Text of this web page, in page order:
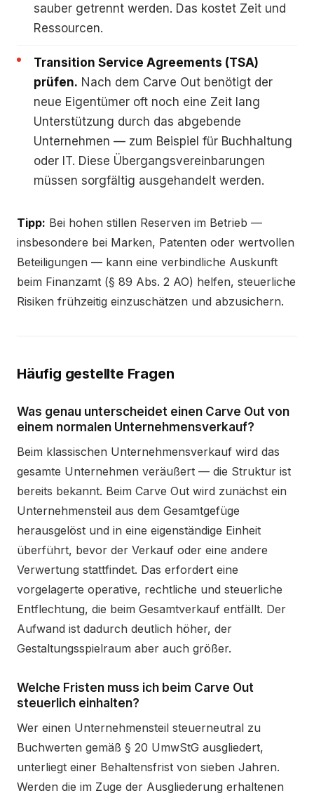
sauber getrennt werden. Das kostet Zeit und
Ressourcen.
Transition Service Agreements (TSA)
prüfen. Nach dem Carve Out benötigt der
neue Eigentümer oft noch eine Zeit lang
Unterstützung durch das abgebende
Unternehmen — zum Beispiel für Buchhaltung
oder IT. Diese Übergangsvereinbarungen
müssen sorgfältig ausgehandelt werden.
Tipp: Bei hohen stillen Reserven im Betrieb —
insbesondere bei Marken, Patenten oder wertvollen
Beteiligungen — kann eine verbindliche Auskunft
beim Finanzamt (§ 89 Abs. 2 AO) helfen, steuerliche
Risiken frühzeitig einzuschätzen und abzusichern.
Häufig gestellte Fragen
Was genau unterscheidet einen Carve Out von
einem normalen Unternehmensverkauf?
Beim klassischen Unternehmensverkauf wird das
gesamte Unternehmen veräußert — die Struktur ist
bereits bekannt. Beim Carve Out wird zunächst ein
Unternehmensteil aus dem Gesamtgefüge
herausgelöst und in eine eigenständige Einheit
überführt, bevor der Verkauf oder eine andere
Verwertung stattfindet. Das erfordert eine
vorgelagerte operative, rechtliche und steuerliche
Entflechtung, die beim Gesamtverkauf entfällt. Der
Aufwand ist dadurch deutlich höher, der
Gestaltungsspielraum aber auch größer.
Welche Fristen muss ich beim Carve Out
steuerlich einhalten?
Wer einen Unternehmensteil steuerneutral zu
Buchwerten gemäß § 20 UmwStG ausgliedert,
unterliegt einer Behaltensfrist von sieben Jahren.
Werden die im Zuge der Ausgliederung erhaltenen